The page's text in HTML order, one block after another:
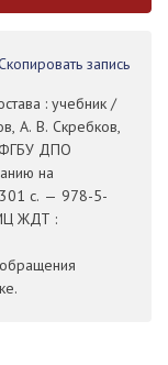
запись
: учебник /
А. В. Скребков,
ФГБУ ДПО
на
с. — 978-5-
ЖДТ :